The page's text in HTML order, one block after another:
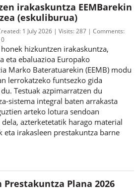
irakaskuntza EEMBarekin
(eskuliburua)
1 July 2026 Visits: 287
Comments:
0
hizkuntzen irakaskuntza,
eta ebaluazioa Europako
Marko Bateratuarekin (EEMB) modu
lerrokatzeko funtsezko gida
Testuak azpimarratzen du
sistema integral baten arrakasta
arteko lotura sendoan
azterketetatik harago material
eta irakasleen prestakuntza barne
Prestakuntza Plana 2026